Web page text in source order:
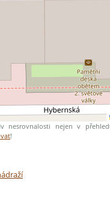
nesrovnalosti nejen v
!